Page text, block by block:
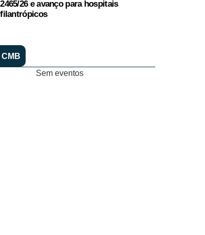
2465/26 e avanço para hospitais
filantrópicos
CMB
Sem eventos